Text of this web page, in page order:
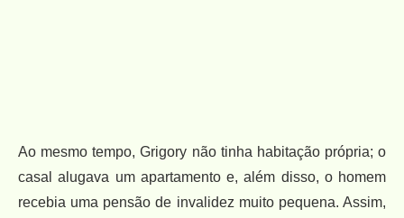
Ao mesmo tempo, Grigory não tinha habitação própria; o
casal alugava um apartamento e, além disso, o homem
recebia uma pensão de invalidez muito pequena. Assim,